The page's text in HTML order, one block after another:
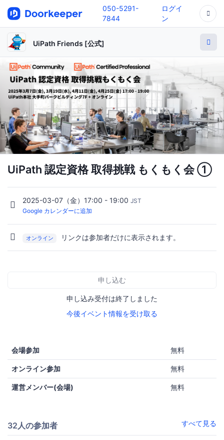
050-5291-
7844
ログイ
ン
UiPath Friends [公式]
UiPath 認定資格 取得挑戦 もくもく会 ①
2025-03-07（金）17:00 - 19:00 JST
Google カレンダーに追加
オンライン リンクは参加者だけに表示されます。
申し込む
申し込み受付は終了しました
今後イベント情報を受け取る
会場参加 無料
オンライン参加 無料
運営メンバー(会場) 無料
32人の参加者 すべて見る